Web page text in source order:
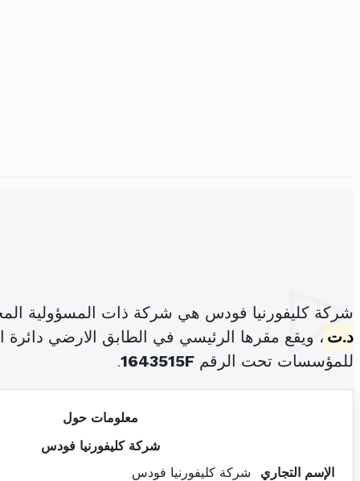
شركة كليفورنيا فودس هي شركة ذات المسؤولية
د.ت ، ويقع مقرها الرئيسي في الطابق الارضي دائرة المكاتب مغازة 6-5 المركز
للمؤسسات تحت الرقم 1643515F
.
معلومات حول
شركة كليفورنيا فودس
الإسم التجاري
شركة كليفورنيا فودس